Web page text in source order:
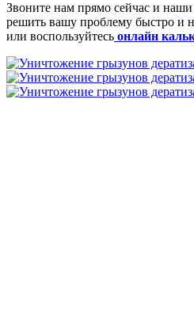
Звоните нам прямо сейчас и
решить вашу проблему быстро и
или воспользуйтесь онлайн